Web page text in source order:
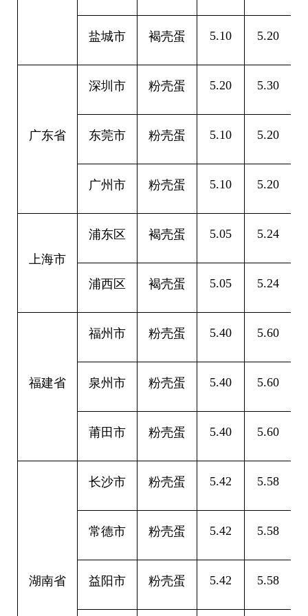
盐城市 褐壳蛋 5.10 5.20
广东省
深圳市 粉壳蛋 5.20 5.30
东莞市 粉壳蛋 5.10 5.20
广州市 粉壳蛋 5.10 5.20
上海市
浦东区 褐壳蛋 5.05 5.24
浦西区 褐壳蛋 5.05 5.24
福建省
福州市 粉壳蛋 5.40 5.60
泉州市 粉壳蛋 5.40 5.60
莆田市 粉壳蛋 5.40 5.60
湖南省
长沙市 粉壳蛋 5.42 5.58
常德市 粉壳蛋 5.42 5.58
益阳市 粉壳蛋 5.42 5.58